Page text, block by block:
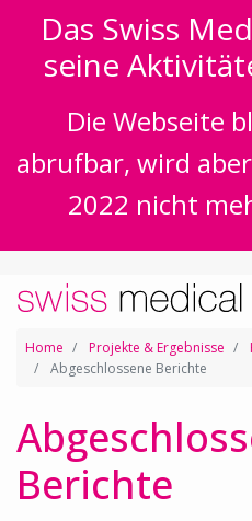
Das Swiss
seine
Die Webseite
abrufbar, wird
2022 nicht
Home Projekte & Ergebnisse
Abgeschlossene Berichte
Berichte